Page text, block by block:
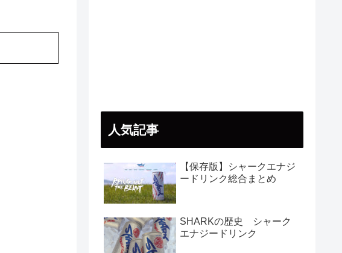
人気記事
【保存版】シャークエナジ
ードリンク総合まとめ
SHARKの歴史 シャーク
エナジードリンク